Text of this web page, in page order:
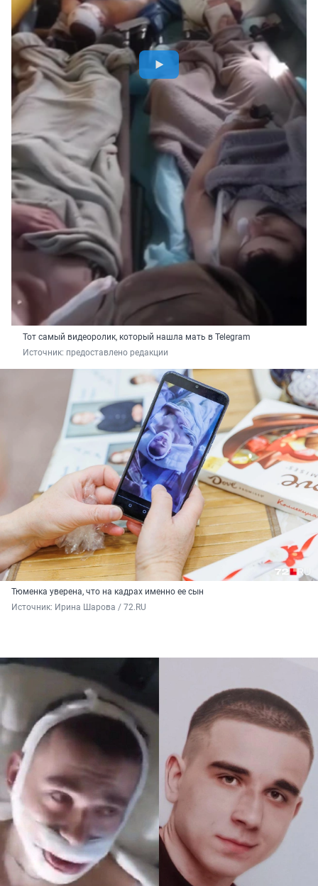
Тот самый видеоролик, который нашла мать в Telegram
Источник: предоставлено редакции
Тюменка уверена, что на кадрах именно ее сын
Источник: Ирина Шарова / 72.RU